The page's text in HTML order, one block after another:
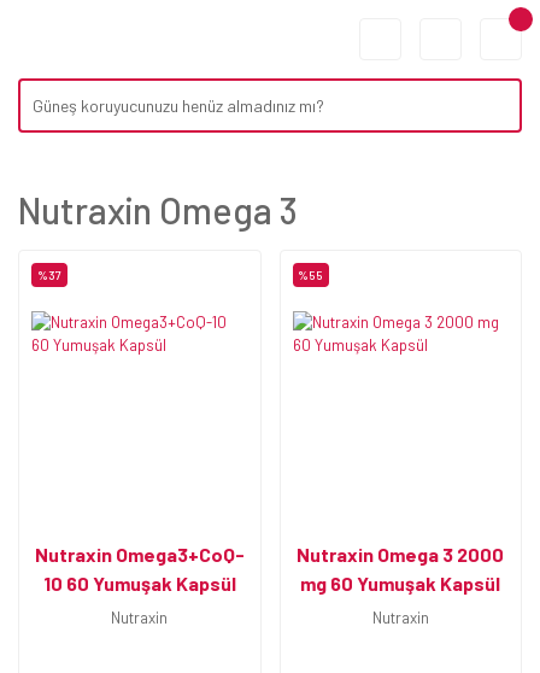
Nutraxin Omega 3
%37
Nutraxin Omega3+CoQ-
10 60 Yumuşak Kapsül
Nutraxin
%55
Nutraxin Omega 3 2000
mg 60 Yumuşak Kapsül
Nutraxin